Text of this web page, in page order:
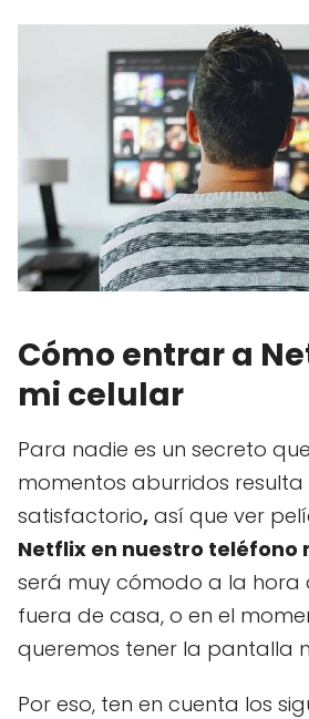
Cómo entrar a
mi celular
Para nadie es un secreto
momentos aburridos resulta
satisfactorio, así que ver
Netflix en nuestro teléfono
será muy cómodo a la hora
fuera de casa, o en el
queremos tener la pantalla
Por eso, ten en cuenta los